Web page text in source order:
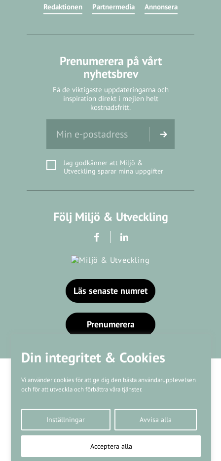
Din integritet & Cookies
Vi använder cookies för att ge dig den bästa användarupplevelsen
och för att utveckla och förbättra våra tjänster.
Inställningar Avvisa alla
Acceptera alla
Redaktionen Partnermedia Annonsera
Prenumerera på vårt
nyhetsbrev
Få de viktigaste uppdateringarna och
inspiration direkt i mejlen helt
kostnadsfritt.
Jag godkänner att Miljö &
Utveckling sparar mina uppgifter
Följ Miljö & Utveckling
Läs senaste numret
Prenumerera
Kundtjänst